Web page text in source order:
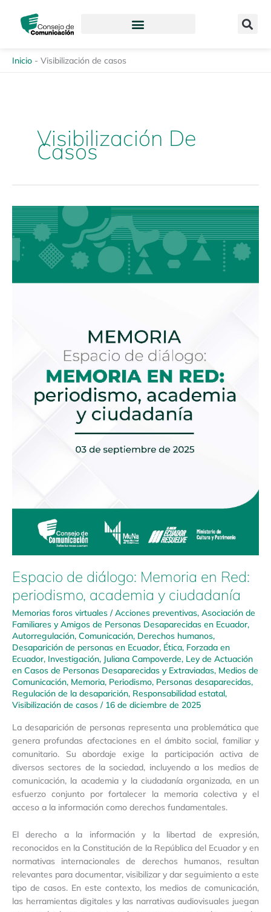
contenido
Inicio - Visibilización de casos
Visibilización De
Casos
Espacio de diálogo: Memoria en Red:
periodismo, academia y ciudadanía
Memorias foros virtuales /Acciones preventivas, Asociación de
Familiares y Amigos de Personas Desaparecidas en Ecuador,
Autorregulación, Comunicación, Derechos humanos,
Desaparición de personas en Ecuador, Ética, Forzada en
Ecuador, Investigación, Juliana Campoverde, Ley de Actuación
en Casos de Personas Desaparecidas y Extraviadas, Medios de
Comunicación, Memoria, Periodismo, Personas desaparecidas,
Regulación de la desaparición, Responsabilidad estatal,
Visibilización de casos / 16 de diciembre de 2025
La desaparición de personas representa una problemática que
genera profundas afectaciones en el ámbito social, familiar y
comunitario. Su abordaje exige la participación activa de
diversos sectores de la sociedad, incluyendo a los medios de
comunicación, la academia y la ciudadanía organizada, en un
esfuerzo conjunto por fortalecer la memoria colectiva y el
acceso a la información como derechos fundamentales.
El derecho a la información y la libertad de expresión,
reconocidos en la Constitución de la República del Ecuador y en
normativas internacionales de derechos humanos, resultan
relevantes para documentar, visibilizar y dar seguimiento a este
tipo de casos. En este contexto, los medios de comunicación,
las herramientas digitales y las narrativas audiovisuales juegan
Espacio
de
diálogo:
Memoria
en